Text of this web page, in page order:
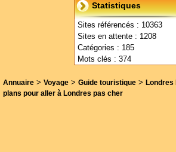
Statistiques
Sites référencés : 10363
Sites en attente : 1208
Catégories : 185
Mots clés : 374
Annuaire > Voyage > Guide touristique > Londres
plans pour aller à Londres pas cher